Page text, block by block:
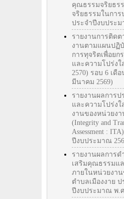
คุณธรรมจริยธร
จริยธรรมในกา
ประจำปีงบประม
รายงานการติด
งานตามแผนปฏิ
การทุจริตเพื่อย
และความโปร่งใ
2570) รอบ 6 เดื
มีนาคม 2569)
รายงานผลการ
และความโปร่งใ
งานของหน่วยง
(Integrity and
Assessment :
ปีงบประมาณ
รายงานผลการด
เสริมคุณธรรมแ
ภายในหน่วยงาน
ตำบลเมืองงาย ป
ปีงบประมาณ พ.ศ